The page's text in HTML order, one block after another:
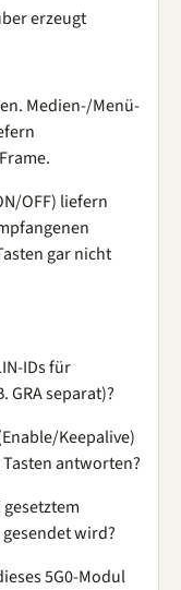
erzeugt
Medien-/Menü-
OFF) liefern
gar nicht
IDs für
GRA separat)?
Keepalive)
antworten?
wird?
5G0-Modul